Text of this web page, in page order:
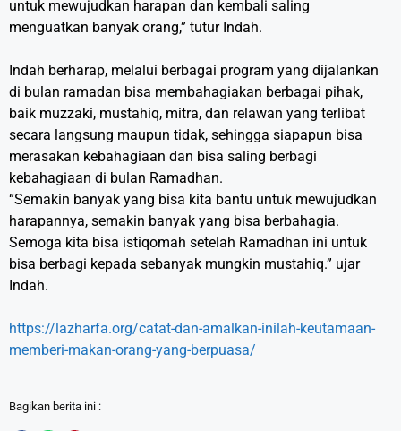
untuk mewujudkan harapan dan kembali saling
menguatkan banyak orang,” tutur Indah.
Indah berharap, melalui berbagai program yang dijalankan
di bulan ramadan bisa membahagiakan berbagai pihak,
baik muzzaki, mustahiq, mitra, dan relawan yang terlibat
secara langsung maupun tidak, sehingga siapapun bisa
merasakan kebahagiaan dan bisa saling berbagi
kebahagiaan di bulan Ramadhan.
“Semakin banyak yang bisa kita bantu untuk mewujudkan
harapannya, semakin banyak yang bisa berbahagia.
Semoga kita bisa istiqomah setelah Ramadhan ini untuk
bisa berbagi kepada sebanyak mungkin mustahiq.” ujar
Indah.
https://lazharfa.org/catat-dan-amalkan-inilah-keutamaan-
memberi-makan-orang-yang-berpuasa/
Bagikan berita ini :